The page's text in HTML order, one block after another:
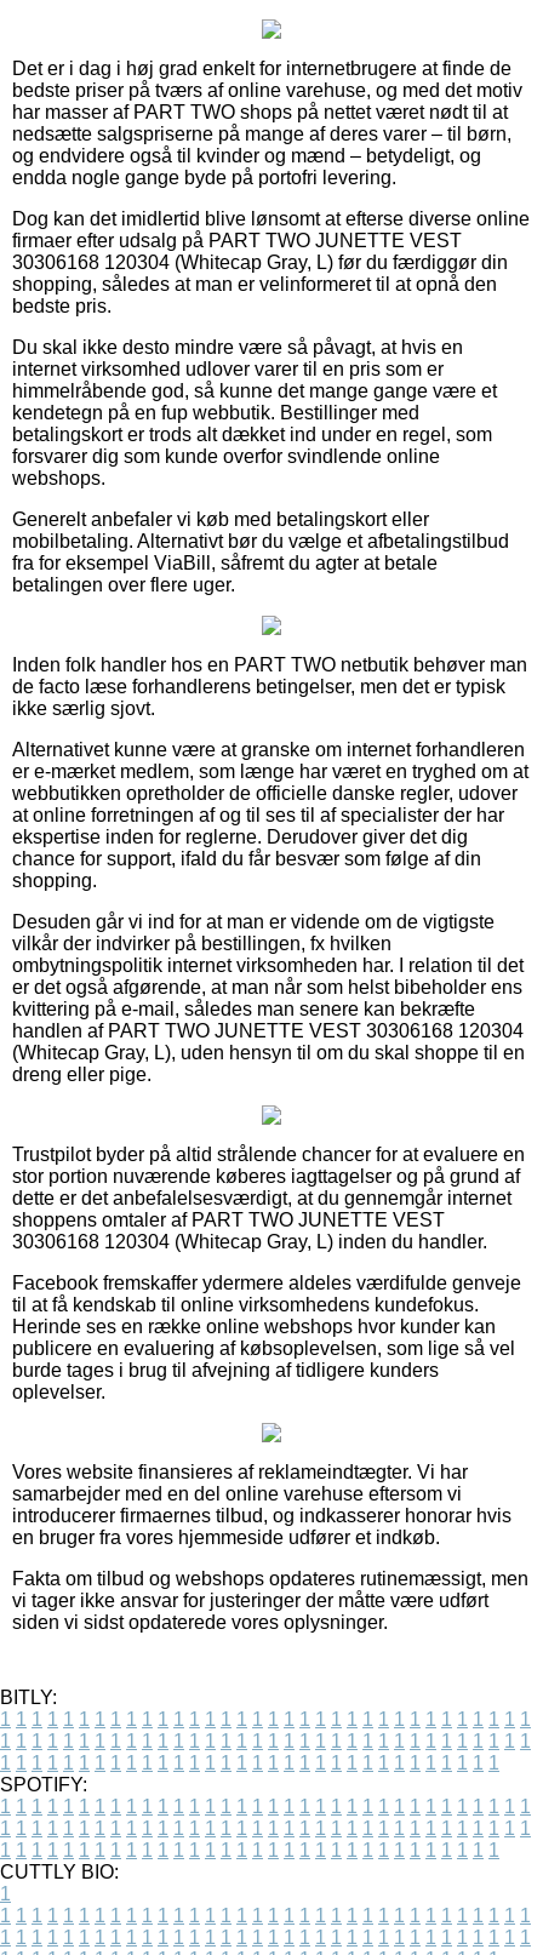
Det er i dag i høj grad enkelt for internetbrugere at finde de
bedste priser på tværs af online varehuse, og med det motiv
har masser af PART TWO shops på nettet været nødt til at
nedsætte salgspriserne på mange af deres varer – til børn,
og endvidere også til kvinder og mænd – betydeligt, og
endda nogle gange byde på portofri levering.
Dog kan det imidlertid blive lønsomt at efterse diverse online
firmaer efter udsalg på PART TWO JUNETTE VEST
30306168 120304 (Whitecap Gray, L) før du færdiggør din
shopping, således at man er velinformeret til at opnå den
bedste pris.
Du skal ikke desto mindre være så påvagt, at hvis en
internet virksomhed udlover varer til en pris som er
himmelråbende god, så kunne det mange gange være et
kendetegn på en fup webbutik. Bestillinger med
betalingskort er trods alt dækket ind under en regel, som
forsvarer dig som kunde overfor svindlende online
webshops.
Generelt anbefaler vi køb med betalingskort eller
mobilbetaling. Alternativt bør du vælge et afbetalingstilbud
fra for eksempel ViaBill, såfremt du agter at betale
betalingen over flere uger.
Inden folk handler hos en PART TWO netbutik behøver man
de facto læse forhandlerens betingelser, men det er typisk
ikke særlig sjovt.
Alternativet kunne være at granske om internet forhandleren
er e-mærket medlem, som længe har været en tryghed om at
webbutikken opretholder de officielle danske regler, udover
at online forretningen af og til ses til af specialister der har
ekspertise inden for reglerne. Derudover giver det dig
chance for support, ifald du får besvær som følge af din
shopping.
Desuden går vi ind for at man er vidende om de vigtigste
vilkår der indvirker på bestillingen, fx hvilken
ombytningspolitik internet virksomheden har. I relation til det
er det også afgørende, at man når som helst bibeholder ens
kvittering på e-mail, således man senere kan bekræfte
handlen af PART TWO JUNETTE VEST 30306168 120304
(Whitecap Gray, L), uden hensyn til om du skal shoppe til en
dreng eller pige.
Trustpilot byder på altid strålende chancer for at evaluere en
stor portion nuværende køberes iagttagelser og på grund af
dette er det anbefalelsesværdigt, at du gennemgår internet
shoppens omtaler af PART TWO JUNETTE VEST
30306168 120304 (Whitecap Gray, L) inden du handler.
Facebook fremskaffer ydermere aldeles værdifulde genveje
til at få kendskab til online virksomhedens kundefokus.
Herinde ses en række online webshops hvor kunder kan
publicere en evaluering af købsoplevelsen, som lige så vel
burde tages i brug til afvejning af tidligere kunders
oplevelser.
Vores website finansieres af reklameindtægter. Vi har
samarbejder med en del online varehuse eftersom vi
introducerer firmaernes tilbud, og indkasserer honorar hvis
en bruger fra vores hjemmeside udfører et indkøb.
Fakta om tilbud og webshops opdateres rutinemæssigt, men
vi tager ikke ansvar for justeringer der måtte være udført
siden vi sidst opdaterede vores oplysninger.
BITLY:
1 1 1 1 1 1 1 1 1 1 1 1 1 1 1 1 1 1 1 1 1 1 1 1 1 1 1 1 1 1 1 1 1 1
1 1 1 1 1 1 1 1 1 1 1 1 1 1 1 1 1 1 1 1 1 1 1 1 1 1 1 1 1 1 1 1 1 1
1 1 1 1 1 1 1 1 1 1 1 1 1 1 1 1 1 1 1 1 1 1 1 1 1 1 1 1 1 1 1 1
SPOTIFY:
1 1 1 1 1 1 1 1 1 1 1 1 1 1 1 1 1 1 1 1 1 1 1 1 1 1 1 1 1 1 1 1 1 1
1 1 1 1 1 1 1 1 1 1 1 1 1 1 1 1 1 1 1 1 1 1 1 1 1 1 1 1 1 1 1 1 1 1
1 1 1 1 1 1 1 1 1 1 1 1 1 1 1 1 1 1 1 1 1 1 1 1 1 1 1 1 1 1 1 1
CUTTLY BIO:
1
1 1 1 1 1 1 1 1 1 1 1 1 1 1 1 1 1 1 1 1 1 1 1 1 1 1 1 1 1 1 1 1 1 1
1 1 1 1 1 1 1 1 1 1 1 1 1 1 1 1 1 1 1 1 1 1 1 1 1 1 1 1 1 1 1 1 1 1